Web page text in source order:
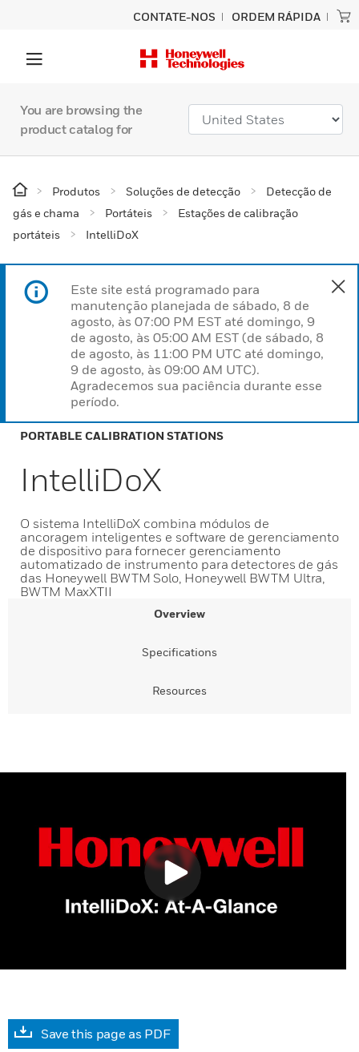
CONTATE-NOS ORDEM RÁPIDA
You are browsing the
product catalog for
Produtos Soluções de detecção
Detecção de
gás e chama
Portáteis
Estações de calibração
portáteis
IntelliDoX
Este site está programado para
manutenção planejada de sábado, 8 de
agosto, às 07:00 PM EST até domingo, 9
de agosto, às 05:00 AM EST (de sábado, 8
de agosto, às 11:00 PM UTC até domingo,
9 de agosto, às 09:00 AM UTC).
Agradecemos sua paciência durante esse
período.
PORTABLE CALIBRATION STATIONS
IntelliDoX
O sistema IntelliDoX combina módulos de
ancoragem inteligentes e software de gerenciamento
de dispositivo para fornecer gerenciamento
automatizado de instrumento para detectores de gás
das Honeywell BWTM Solo, Honeywell BWTM Ultra,
BWTM MaxXTII
Overview
Specifications
Resources
Save this page as PDF